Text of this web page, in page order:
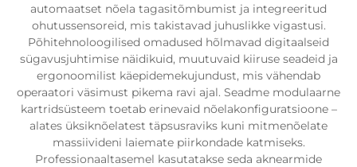
automaatset nõela tagasitõmbumist ja integreeritud
ohutussensoreid, mis takistavad juhuslikke vigastusi.
Põhitehnoloogilised omadused hõlmavad digitaalseid
sügavusjuhtimise näidikuid, muutuvaid kiiruse seadeid ja
ergonoomilist käepidemekujundust, mis vähendab
operaatori väsimust pikema ravi ajal. Seadme modulaarne
kartridsüsteem toetab erinevaid nõelakonfiguratsioone –
alates üksiknõelatest täpsusraviks kuni mitmenõelate
massiivideni laiemate piirkondade katmiseks.
Professionaaltasemel kasutatakse seda aknearmide